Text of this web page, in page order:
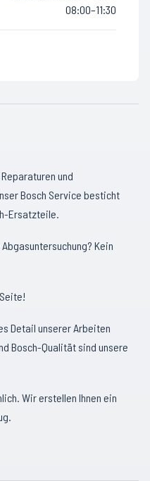
08:00–11:30
und
Bosch Service besticht
Ersatzteile.
Kein
Detail unserer Arbeiten
Bosch-Qualität sind unsere
Wir erstellen Ihnen ein